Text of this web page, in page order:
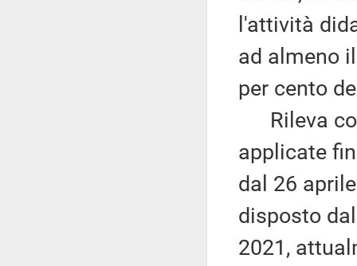
l'attività
ad almeno
per cento
Rileva
applicate
dal 26
disposto
2021,